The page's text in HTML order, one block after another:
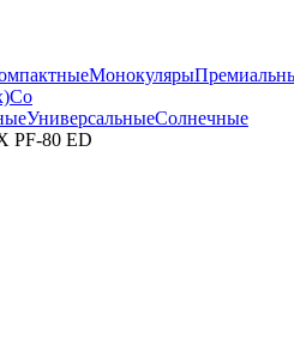
Монокуляры
Со
УниверсальныеСолнечные
PF-80 ED